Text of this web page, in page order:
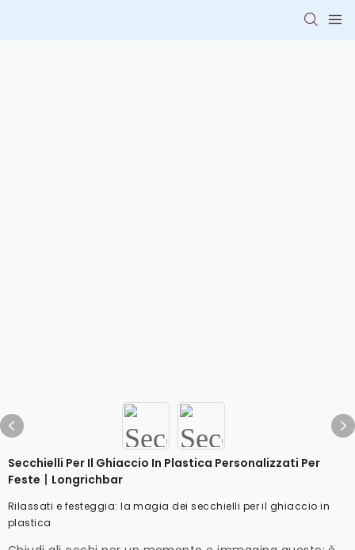
Secchielli Per Il Ghiaccio In Plastica Personalizzati Per
Feste丨longrichbar
Rilassati e festeggia: la magia dei secchielli per il ghiaccio in
plastica